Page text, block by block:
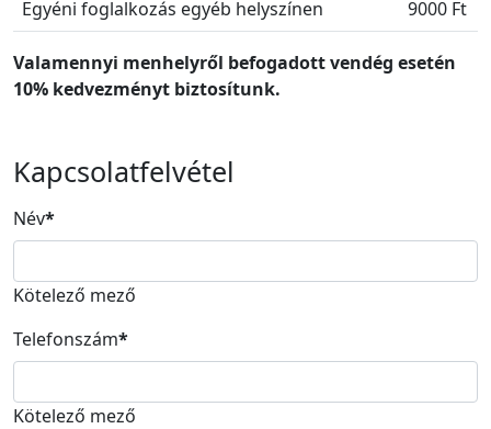
Egyéni foglalkozás egyéb helyszínen 9000 Ft
Valamennyi menhelyről befogadott vendég esetén
10% kedvezményt biztosítunk.
Kapcsolatfelvétel
Név*
Kötelező mező
Telefonszám*
Kötelező mező